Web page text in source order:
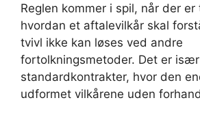
Reglen kommer i spil, når der er
hvordan et aftalevilkår skal
tvivl ikke kan løses ved andre
fortolkningsmetoder. Det er
standardkontrakter, hvor den
udformet vilkårene uden